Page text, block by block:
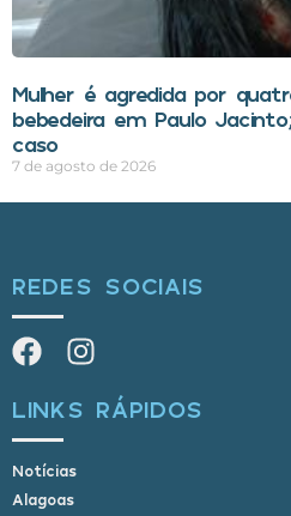
Mulher é agredida por
bebedeira em Paulo
caso
7 de agosto de 2026
REDES SOCIAIS
LINKS RÁPIDOS
Notícias
Alagoas